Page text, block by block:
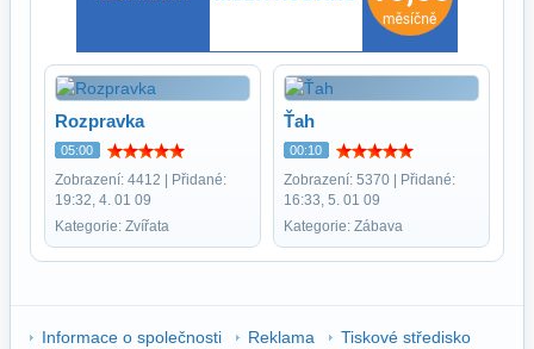
Rozpravka
05:00
Zobrazení: 4412 | Přidané:
19:32, 4. 01 09
Kategorie: Zvířata
Ťah
00:10
Zobrazení: 5370 | Přidané:
16:33, 5. 01 09
Kategorie: Zábava
Informace o společnosti Reklama Tiskové středisko